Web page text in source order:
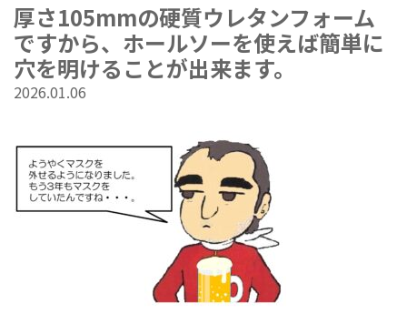
厚さ105mmの硬質ウレタンフォーム
ですから、ホールソーを使えば簡単に
穴を明けることが出来ます。
2026.01.06